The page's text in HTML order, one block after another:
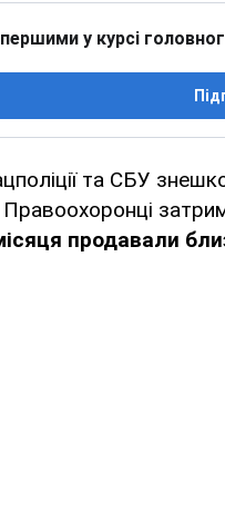
у курсі
та СБУ
Правоохоронці
продавали